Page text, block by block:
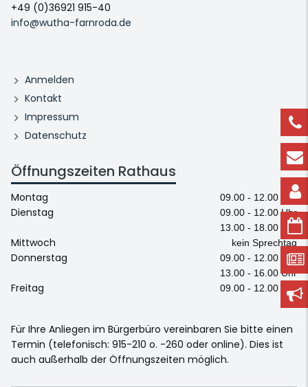
+49 (0)36921 915-40
info@wutha-farnroda.de
Anmelden
Kontakt
Impressum
Datenschutz
Öffnungszeiten Rathaus
Montag 09.00 - 12.00 Uhr
Dienstag
09.00 - 12.00 Uhr
13.00 - 18.00 Uhr
Mittwoch kein Sprechtag
Donnerstag
09.00 - 12.00 Uhr
13.00 - 16.00 Uhr
Freitag 09.00 - 12.00 Uhr
Für Ihre Anliegen im Bürgerbüro vereinbaren Sie bitte einen
Termin (telefonisch: 915-210 o. -260 oder online). Dies ist
auch außerhalb der Öffnungszeiten möglich.